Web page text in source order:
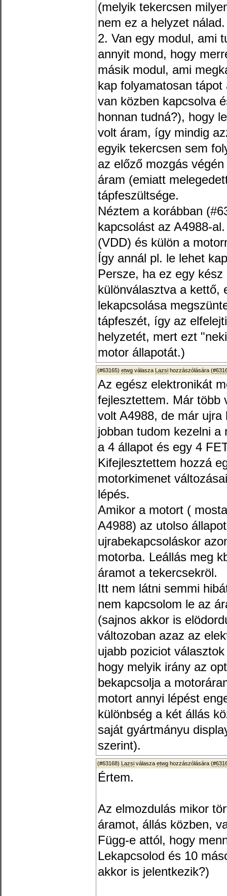
(melyik tekercsen
nem ez a helyzet nálad.
2. Van egy modul, ami
annyit mond, hogy
másik modul, ami
kap folyamatosan
van közben kapcsolva
honnan tudná?), hogy
volt áram, így mindig
egyik tekercsen sem
az előző mozgás
áram (emiatt
tápfeszültsége.
Néztem a korábban
kapcsolást az A4988-
(VDD) és külön a
Így annál pl. le lehet
Persze, ha ez egy
különválasztva a kettő,
lekapcsolása
tápfeszét, így az
helyzetét, mert ezt
motor állapotát.)
(#63165) etwg válasza Lazsi hozzászólására (
Az egész elektronikát
fejlesztettem. Már több
volt A4988, de már
jobban tudom kezelni a
a 4 állapot és egy 4
Kifejlesztettem hozzá
motorkimenet
lépés.
Amikor a motort (
A4988) az utolso
ujrabekapcsoláskor
motorba. Leállás meg
áramot a tekercsekröl.
Itt nem látni semmi
nem kapcsolom le az
(sajnos akkor is
változoban azaz az
ujabb poziciot
hogy melyik irány az
bekapcsolja a
motort annyi lépést
különbség a két állás
saját gyártmányu
szerint).
(#63168) Lazsi válasza etwg hozzászólására (
Értem.
Az elmozdulás mikor
áramot, állás közben,
Függ-e attól, hogy
Lekapcsolod és 10
akkor is jelentkezik?)